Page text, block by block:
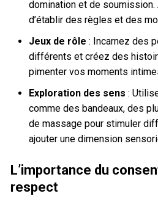
domination et de
d’établir des règles et des
Jeux de rôle : Incarnez des
différents et créez des
pimenter vos moments
Exploration des sens :
comme des bandeaux, des
de massage pour stimuler
ajouter une dimension
L’importance du
respect